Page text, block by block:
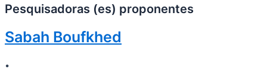
Pesquisadoras (es) proponentes
Sabah Boufkhed
•